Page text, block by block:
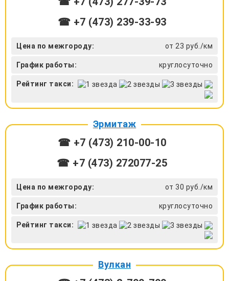
☎ +7 (473) 239-33-93
Цена по межгороду: от 23 руб./км
График работы: круглосуточно
Рейтинг такси:
Эрмитаж
☎ +7 (473) 210-00-10
☎ +7 (473) 272077-25
Цена по межгороду: от 30 руб./км
График работы: круглосуточно
Рейтинг такси:
Вулкан